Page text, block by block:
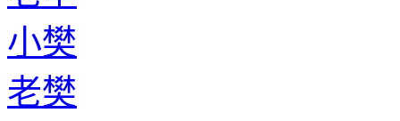
小樊
老樊